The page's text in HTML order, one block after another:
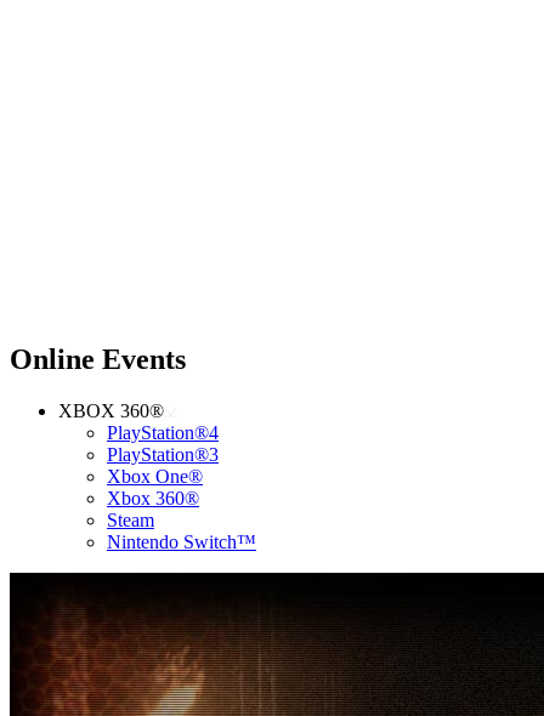
Online Events
XBOX 360®
PlayStation®4
PlayStation®3
Xbox One®
Xbox 360®
Steam
Nintendo Switch™